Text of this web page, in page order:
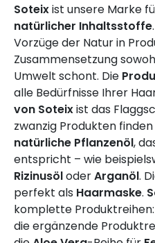
Soteixist unsere Marke
natürlicher Inhaltsstoffe
Vorzüge der Natur in
Zusammensetzung
Umwelt schont. Die
alle Bedürfnisse Ihrer
von Soteixist das
zwanzig Produkten
natürliche Pflanzenöl,
entspricht – wie
RizinusöloderArganöl.
perfekt als Haarmaske.
komplette
die ergänzende